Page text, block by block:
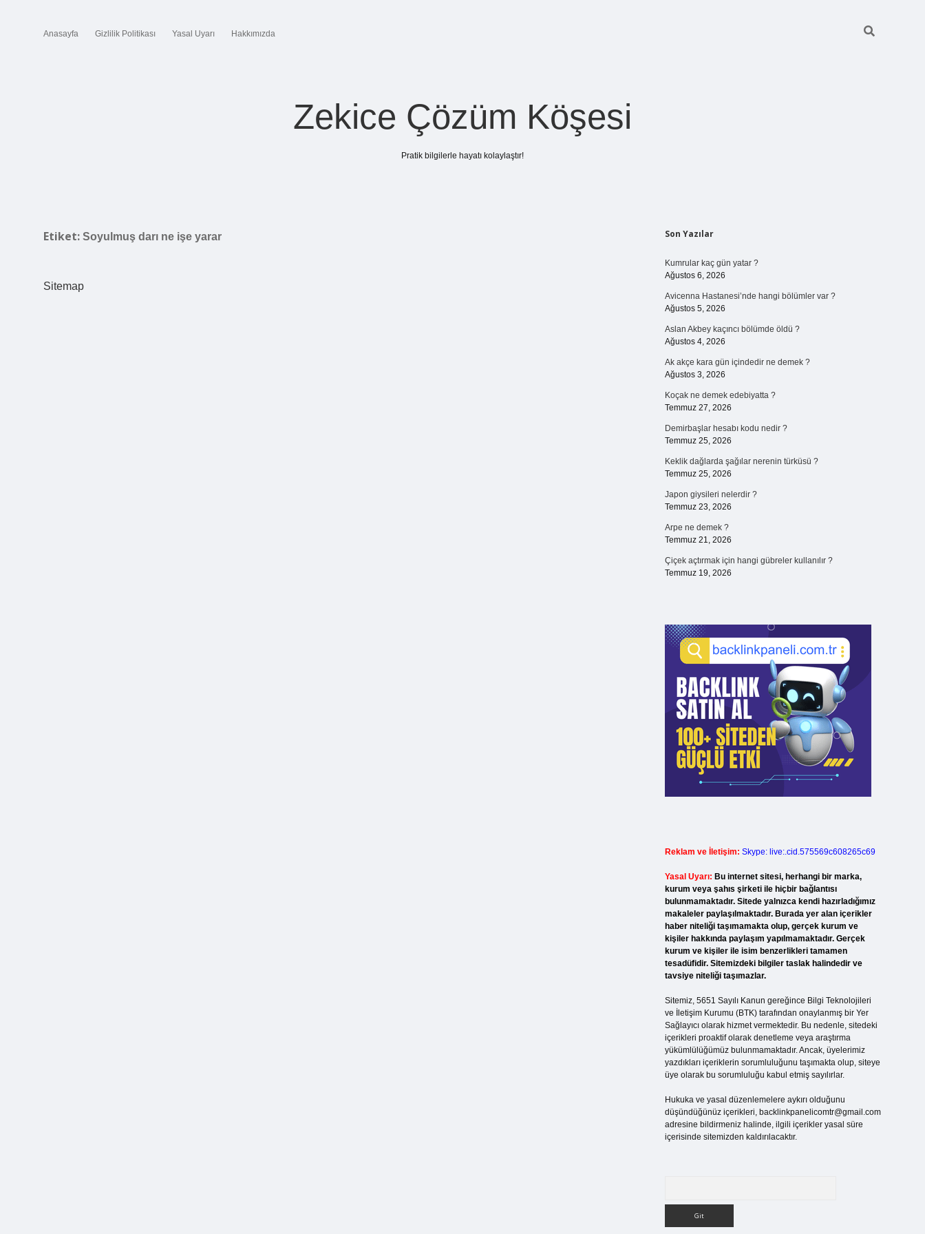
Anasayfa Gizlilik Politikası Yasal Uyarı Hakkımızda
Zekice Çözüm Köşesi
Pratik bilgilerle hayatı kolaylaştır!
Etiket: Soyulmuş darı ne işe yarar
Sitemap
Sidebar
Son Yazılar
Kumrular kaç gün yatar ?
Ağustos 6, 2026
Avicenna Hastanesi’nde hangi bölümler var ?
Ağustos 5, 2026
Aslan Akbey kaçıncı bölümde öldü ?
Ağustos 4, 2026
Ak akçe kara gün içindedir ne demek ?
Ağustos 3, 2026
Koçak ne demek edebiyatta ?
Temmuz 27, 2026
Demirbaşlar hesabı kodu nedir ?
Temmuz 25, 2026
Keklik dağlarda şağılar nerenin türküsü ?
Temmuz 25, 2026
Japon giysileri nelerdir ?
Temmuz 23, 2026
Arpe ne demek ?
Temmuz 21, 2026
Çiçek açtırmak için hangi gübreler kullanılır ?
Temmuz 19, 2026
Reklam ve İletişim: Skype: live:.cid.575569c608265c69
Yasal Uyarı: Bu internet sitesi, herhangi bir marka,
kurum veya şahıs şirketi ile hiçbir bağlantısı
bulunmamaktadır. Sitede yalnızca kendi hazırladığımız
makaleler paylaşılmaktadır. Burada yer alan içerikler
haber niteliği taşımamakta olup, gerçek kurum ve
kişiler hakkında paylaşım yapılmamaktadır. Gerçek
kurum ve kişiler ile isim benzerlikleri tamamen
tesadüfidir. Sitemizdeki bilgiler taslak halindedir ve
tavsiye niteliği taşımazlar.
Sitemiz, 5651 Sayılı Kanun gereğince Bilgi Teknolojileri
ve İletişim Kurumu (BTK) tarafından onaylanmış bir Yer
Sağlayıcı olarak hizmet vermektedir. Bu nedenle, sitedeki
içerikleri proaktif olarak denetleme veya araştırma
yükümlülüğümüz bulunmamaktadır. Ancak, üyelerimiz
yazdıkları içeriklerin sorumluluğunu taşımakta olup, siteye
üye olarak bu sorumluluğu kabul etmiş sayılırlar.
Hukuka ve yasal düzenlemelere aykırı olduğunu
düşündüğünüz içerikleri, backlinkpanelicomtr@gmail.com
adresine bildirmeniz halinde, ilgili içerikler yasal süre
içerisinde sitemizden kaldırılacaktır.